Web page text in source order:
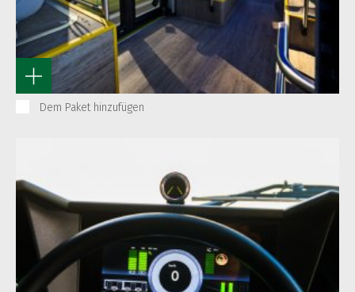
Dem Paket hinzufügen